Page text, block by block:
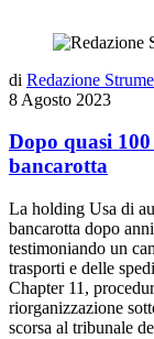
di Redazione
8 Agosto 2023
Dopo quasi
bancarotta
La holding Usa di
bancarotta dopo
testimoniando un
trasporti e delle
Chapter 11,
riorganizzazione
scorsa al tribunale